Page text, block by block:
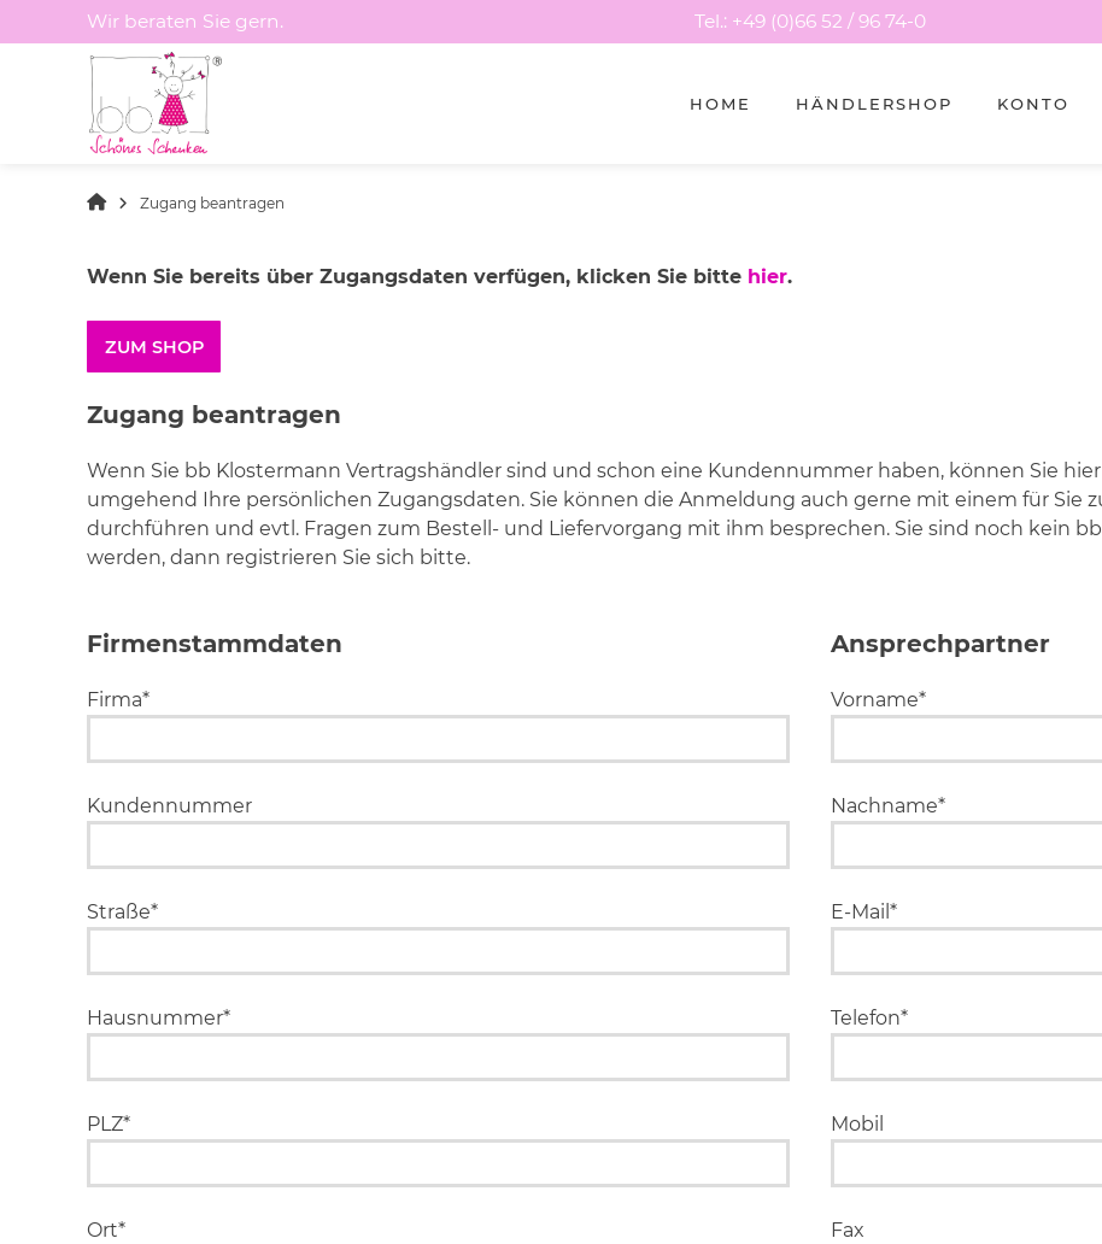
Sie
Wir beraten Sie gern. Tel.: +49 (0)66 52 / 96 74-0
HOME HÄNDLERSHOP KONTO
Zugang beantragen
Wenn Sie bereits über Zugangsdaten verfügen, klicken Sie bitte hier.
ZUM SHOP
Zugang beantragen
Wenn Sie bb Klostermann Vertragshändler sind und schon eine Kundennummer haben, können Sie
umgehend Ihre persönlichen Zugangsdaten. Sie können die Anmeldung auch gerne mit einem für Sie
durchführen und evtl. Fragen zum Bestell- und Liefervorgang mit ihm besprechen. Sie sind noch kein
werden, dann registrieren Sie sich bitte.
Firmenstammdaten
Firma*
Kundennummer
Straße*
Hausnummer*
PLZ*
Ort*
Ansprechpartner
Vorname*
Nachname*
E-Mail*
Telefon*
Mobil
Fax